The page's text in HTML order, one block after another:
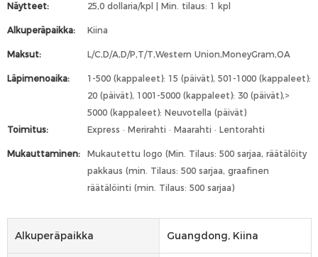
Näytteet: 25,0 dollaria/kpl | Min. tilaus: 1 kpl
Alkuperäpaikka: Kiina
Maksut: L/C,D/A,D/P,T/T,Western Union,MoneyGram,OA
Läpimenoaika:
1-500 (kappaleet): 15 (päivät), 501-1000 (kappaleet):
20 (päivät), 1001-5000 (kappaleet): 30 (päivät),>
5000 (kappaleet): Neuvotella (päivät)
Toimitus:
Express · Merirahti · Maarahti · Lentorahti
Mukauttaminen:
Mukautettu logo (Min. Tilaus: 500 sarjaa, räätälöity
pakkaus (min. Tilaus: 500 sarjaa, graafinen
räätälöinti (min. Tilaus: 500 sarjaa)
Alkuperäpaikka Guangdong, Kiina